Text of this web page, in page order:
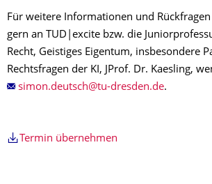
Für weitere Informationen und Rückfragen
gern an TUD|excite bzw. die
Recht, Geistiges Eigentum, insbesondere
Rechtsfragen der KI, JProf. Dr. Kaesling,
.
Termin übernehmen